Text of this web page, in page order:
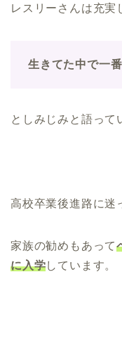
レスリーさんは充実
生きてた中で一
としみじみと語って
高校卒業後進路に迷
家族の勧めもあって
に入学しています。